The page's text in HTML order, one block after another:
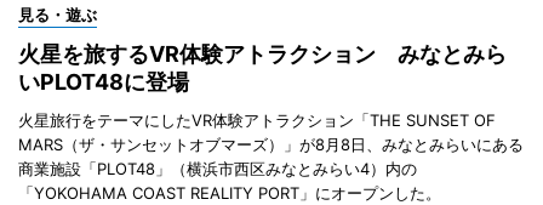
見る・遊ぶ
火星を旅するVR体験アトラクション みなとみら
いPLOT48に登場
火星旅行をテーマにしたVR体験アトラクション「THE SUNSET OF
MARS（ザ・サンセットオブマーズ）」が8月8日、みなとみらいにある
商業施設「PLOT48」（横浜市西区みなとみらい4）内の
「YOKOHAMA COAST REALITY PORT」にオープンした。